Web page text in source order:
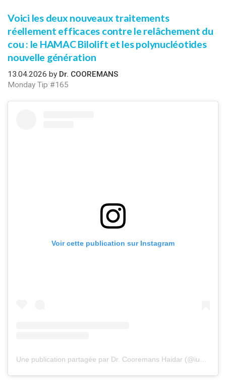
Voici les deux nouveaux traitements
réellement efficaces contre le relâchement du
cou : le HAMAC Bilolift et les polynucléotides
nouvelle génération
13.04.2026 by Dr. COOREMANS
Monday Tip #165
Voir cette publication sur Instagram
Une publication partagée par Dr. Cooremans Haidar (@iuventu.clinic)